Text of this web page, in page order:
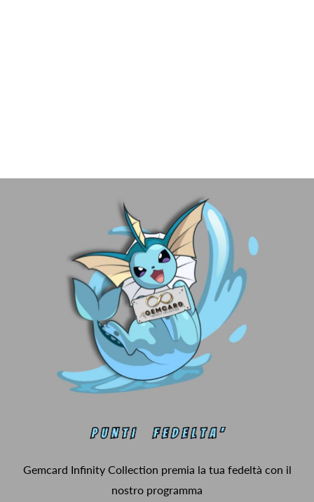
Gemcard Infinity Collection premia la tua fedeltà con il
nostro programma